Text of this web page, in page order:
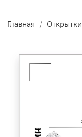
Главная Открытки